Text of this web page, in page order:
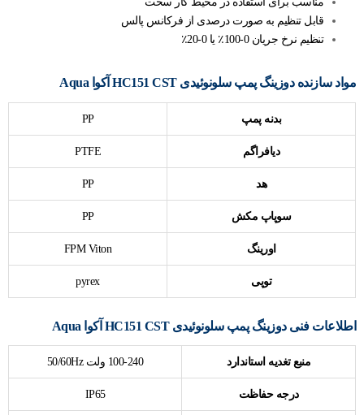
قابل تنظیم به صورت درصدی از فرکانس پالس
تنظیم نرخ جریان 0-100٪ یا 0-20٪
مواد سازنده دوزینگ پمپ سلونوئیدی HC151 CST آکوا Aqua
بدنه پمپ PP
دیافراگم PTFE
هد PP
سوپاپ مکش PP
اورینگ FPM Viton
توپی pyrex
اطلاعات فنی دوزینگ پمپ سلونوئیدی HC151 CST آکوا Aqua
منبع تغدیه استاندارد 100-240 ولت 50/60Hz
درجه حفاظت IP65